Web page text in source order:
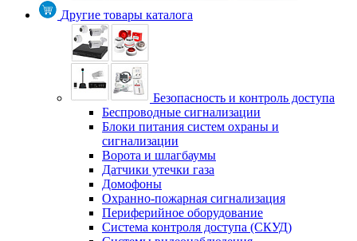
Другие товары каталога
Безопасность и контроль доступа
Беспроводные сигнализации
Блоки питания систем охраны и
сигнализации
Ворота и шлагбаумы
Датчики утечки газа
Домофоны
Охранно-пожарная сигнализация
Периферийное оборудование
Система контроля доступа (СКУД)